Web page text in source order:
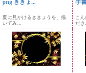
png ききょ...
夏に見かけるききょうを、描
いてみ...
手
こ
だき